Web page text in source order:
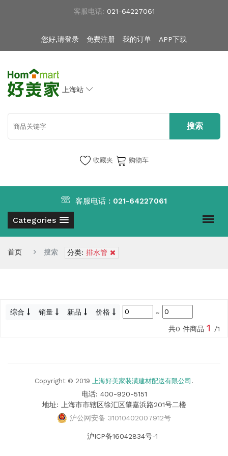
客服电话: 021-64227061
您好,请登录 免费注册 我的订单 APP下载
上海站
收藏夹 购物车
Categories
客服电话 : 021-64227061
首页 搜索 分类: 排水管
综合 销量 新品 价格
~
共0 件商品 1 /1
Copyright © 2019 上海好美家装潢建材配送有限公司 .
电话: 400-920-5151
地址: 上海市市辖区徐汇区肇嘉浜路201号二楼
沪公网安备 31010402007912号
沪ICP备16042834号-1